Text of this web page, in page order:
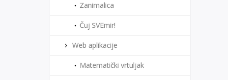
Zanimalica
Čuj SVEmir!
Web aplikacije
Matematički vrtuljak